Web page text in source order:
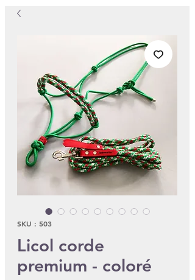
SKU : 503
Licol corde
premium - coloré